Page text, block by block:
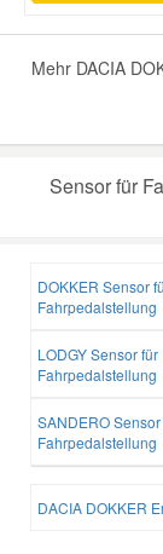
Mehr DACIA
Sensor für
DOKKER Sensor
Fahrpedalstellung
LODGY Sensor für
Fahrpedalstellung
SANDERO
Fahrpedalstellung
DACIA DOKKER